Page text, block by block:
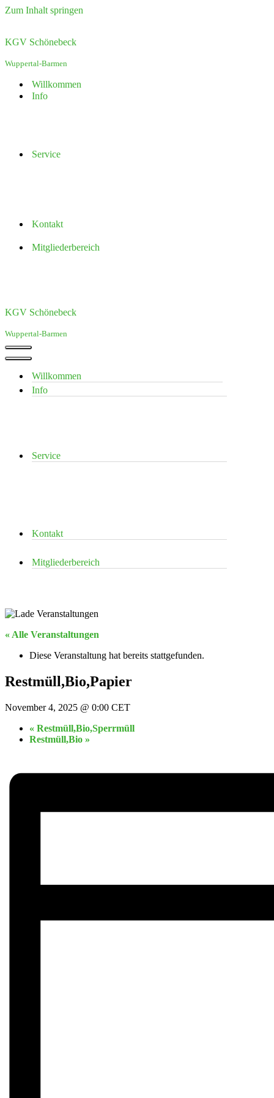
Zum Inhalt springen
KGV Schönebeck
Wuppertal-Barmen
Willkommen
Info
Service
Kontakt
Mitgliederbereich
KGV Schönebeck
Wuppertal-Barmen
Navigationsmenü
Navigationsmenü
Willkommen
Info
Service
Kontakt
Mitgliederbereich
« Alle Veranstaltungen
Diese Veranstaltung hat bereits stattgefunden.
Restmüll,Bio,Papier
November 4, 2025 @ 0:00 CET
« Restmüll,Bio,Sperrmüll
Restmüll,Bio »